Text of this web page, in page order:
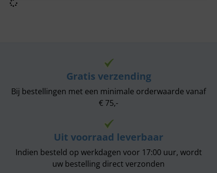
Gratis verzending
Bij bestellingen met een minimale orderwaarde vanaf
€ 75,-
Uit voorraad leverbaar
Indien besteld op werkdagen voor 17:00 uur, wordt
uw bestelling direct verzonden